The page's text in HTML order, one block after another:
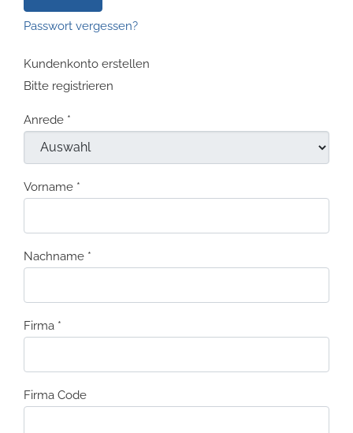
Passwort vergessen?
Kundenkonto erstellen
Bitte registrieren
Anrede *
Vorname *
Nachname *
Firma *
Firma Code